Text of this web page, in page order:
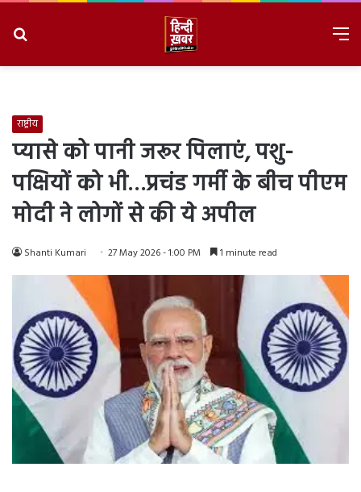
राष्ट्रीय
प्यासे को पानी जरूर पिलाएं, पशु-
पक्षियों को भी…प्रचंड गर्मी के बीच पीएम
मोदी ने लोगों से की ये अपील
Shanti Kumari 27 May 2026 - 1:00 PM 1 minute read